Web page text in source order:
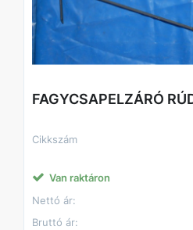
FAGYCSAPELZÁRÓ
Cikkszám
Van raktáron
Nettó ár:
Bruttó ár: